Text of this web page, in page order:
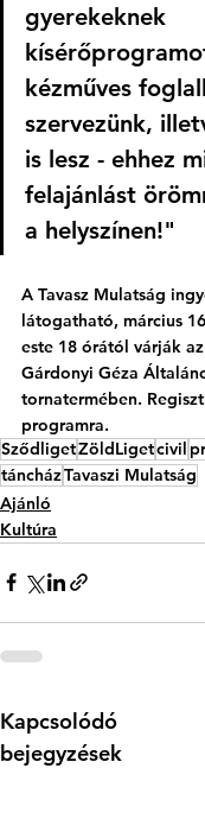
gyerekeknek
kézműves
szervezünk,
is lesz - ehhez
felajánlást
a helyszínen!"
A Tavasz Mulatság
látogatható, március
este 18 órától várják
Gárdonyi Géza
tornatermében.
programra.
SződligetZöldLigetcivil
táncházTavaszi Mulatság
Ajánló
Kultúra
Kapcsolódó
bejegyzések